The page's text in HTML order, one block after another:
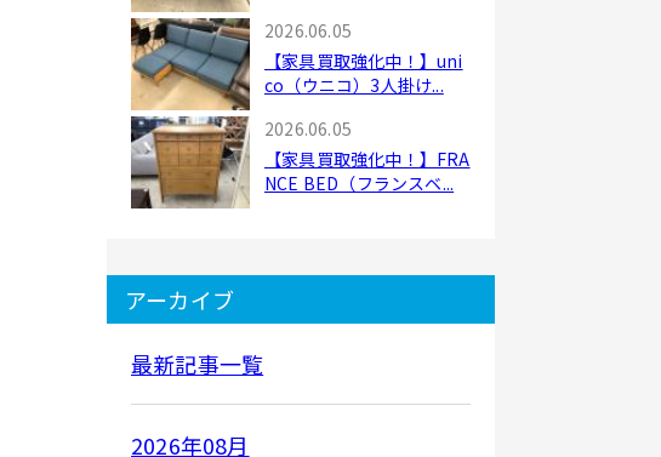
2026.06.05
【家具買取強化中！】uni
co（ウニコ）3人掛け...
2026.06.05
【家具買取強化中！】FRA
NCE BED（フランスベ...
アーカイブ
最新記事一覧
2026年08月